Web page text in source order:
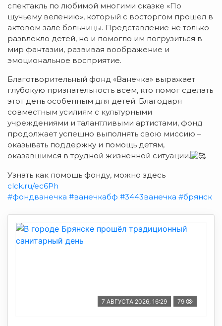
спектакль по любимой многими сказке «По
щучьему велению», который с восторгом прошел в
актовом зале больницы. Представление не только
развлекло детей, но и помогло им погрузиться в
мир фантазии, развивая воображение и
эмоциональное восприятие.
Благотворительный фонд «Ванечка» выражает
глубокую признательность всем, кто помог сделать
этот день особенным для детей. Благодаря
совместным усилиям с культурными
учреждениями и талантливыми артистами, фонд
продолжает успешно выполнять свою миссию –
оказывать поддержку и помощь детям,
оказавшимся в трудной жизненной ситуации.
Узнать как помощь фонду, можно здесь
clck.ru/ec6Ph
#фондванечка #ванечкабф #3443ванечка #брянск
7 АВГУСТА 2026, 16:29 79